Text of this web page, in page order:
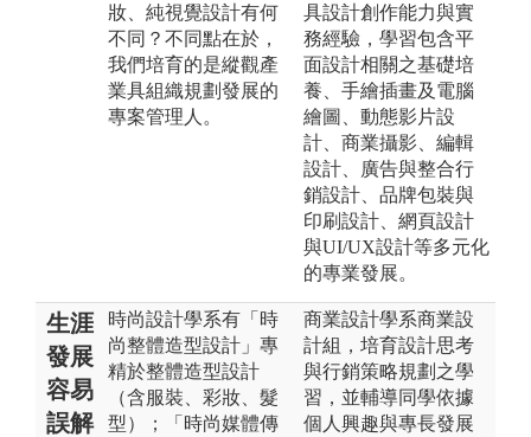
妝、純視覺設計有何
不同？不同點在於，
我們培育的是縱觀產
業具組織規劃發展的
專案管理人。
具設計創作能力與實
務經驗，學習包含平
面設計相關之基礎培
養、手繪插畫及電腦
繪圖、動態影片設
計、商業攝影、編輯
設計、廣告與整合行
銷設計、品牌包裝與
印刷設計、網頁設計
與UI/UX設計等多元化
的專業發展。
生涯
發展
容易
誤解
時尚設計學系有「時
尚整體造型設計」專
精於整體造型設計
（含服裝、彩妝、髮
型）；「時尚媒體傳
商業設計學系商業設
計組，培育設計思考
與行銷策略規劃之學
習，並輔導同學依據
個人興趣與專長發展